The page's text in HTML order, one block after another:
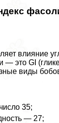
влияние
— это GI
виды
35;
— 27;